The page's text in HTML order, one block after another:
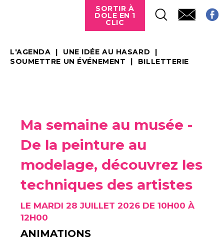
SORTIR À
DOLE EN 1
CLIC
L'AGENDA
UNE IDÉE AU HASARD
SOUMETTRE UN ÉVÉNEMENT
BILLETTERIE
Ma semaine au musée -
De la peinture au
modelage, découvrez les
techniques des artistes
LE MARDI 28 JUILLET 2026 DE 10H00 À
12H00
ANIMATIONS